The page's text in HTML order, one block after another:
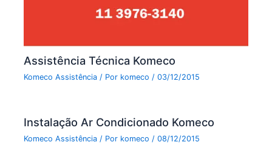
Assistência Técnica Komeco
Komeco Assistência / Por komeco/03/12/2015
Instalação Ar Condicionado Komeco
Komeco Assistência / Por komeco /08/12/2015